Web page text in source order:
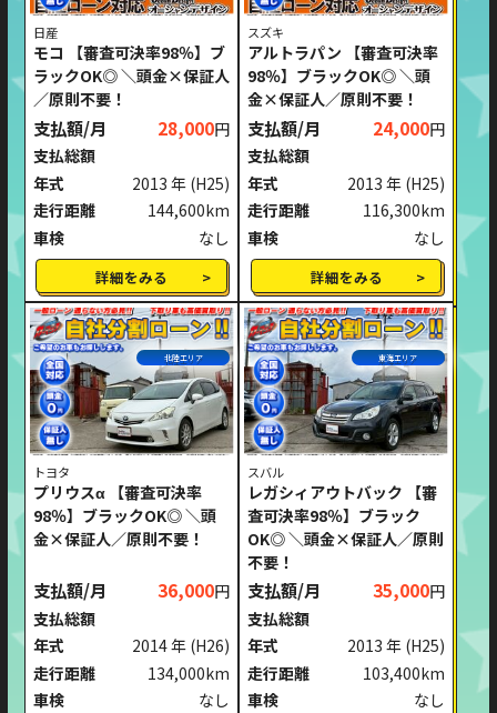
日産
モコ 【審査可決率98％】ブ
ラックOK◎ ＼頭金×保証人
／原則不要！
支払額/月 28,000円
支払総額
年式
2013 年 (H25)
走行距離
144,600km
車検
なし
詳細をみる
スズキ
アルトラパン 【審査可決率
98％】ブラックOK◎ ＼頭
金×保証人／原則不要！
支払額/月 24,000円
支払総額
年式
2013 年 (H25)
走行距離
116,300km
車検
なし
詳細をみる
北陸エリア
トヨタ
プリウスα 【審査可決率
98％】ブラックOK◎ ＼頭
金×保証人／原則不要！
支払額/月 36,000円
支払総額
年式
2014 年 (H26)
走行距離
134,000km
車検
なし
東海エリア
スバル
レガシィアウトバック 【審
査可決率98％】ブラック
OK◎ ＼頭金×保証人／原則
不要！
支払額/月 35,000円
支払総額
年式
2013 年 (H25)
走行距離
103,400km
車検
なし